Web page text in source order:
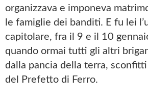
organizzava e imponeva
le famiglie dei banditi. E fu lei
capitolare, fra il 9 e il 10
quando ormai tutti gli altri
dalla pancia della terra,
del Prefetto di Ferro.